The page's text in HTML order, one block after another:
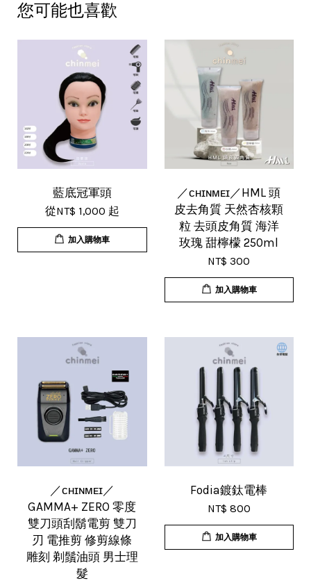
您可能也喜歡
藍底冠軍頭
從NT$ 1,000 起
加入購物車
／ᴄʜɪɴᴍᴇɪ／HML 頭
皮去角質 天然杏核顆
粒 去頭皮角質 海洋
玫瑰 甜檸檬 250ml
NT$ 300
加入購物車
／ᴄʜɪɴᴍᴇɪ／
GAMMA+ ZERO 零度
雙刀頭刮鬍電剪 雙刀
刃 電推剪 修剪線條
雕刻 剃鬚油頭 男士理
髮
Fodia鍍鈦電棒
NT$ 800
加入購物車